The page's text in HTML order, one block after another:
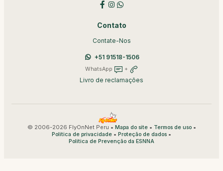
Contato
Contate-Nos
+51 91518-1506
WhatsApp +
Livro de reclamações
© 2006-2026 FlyOnNet Peru • Mapa do site• Termos de uso•
Política de privacidade • Proteção de dados •
Política de Prevenção da ESNNA